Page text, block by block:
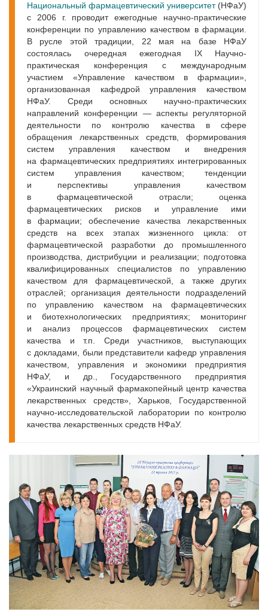
Национальный фармацевтический университет(НФаУ)
с 2006 г. проводит ежегодные научно-практические
конференции по управлению качеством в фармации.
В русле этой традиции, 22 мая на базе НФаУ
состоялась очередная ежегодная IХ Научно-
практическая конференция с международным
участием «Управление качеством в фармации»,
организованная кафедрой управления качеством
НФаУ. Среди основных научно-практических
направлений конференции — аспекты регуляторной
деятельности по контролю качества в сфере
обращения лекарственных средств, формирования
систем управления качеством и внедрения
на фармацевтических предприятиях интегрированных
систем управления качеством; тенденции
и перспективы управления качеством
в фармацевтической отрасли; оценка
фармацевтических рисков и управление ими
в фармации; обеспечение качества лекарственных
средств на всех этапах жизненного цикла: от
фармацевтической разработки до промышленного
производства, дистрибуции и реализации; подготовка
квалифицированных специалистов по управлению
качеством для фармацевтической, а также других
отраслей; организация деятельности подразделений
по управлению качеством на фармацевтических
и биотехнологических предприятиях; мониторинг
и анализ процессов фармацевтических систем
качества и т.п. Среди участников, выступающих
с докладами, были представители кафедр управления
качеством, управления и экономики предприятия
НФаУ, и др., Государственного предприятия
«Украинский научный фармакопейный центр качества
лекарственных средств», Харьков, Государственной
научно-исследовательской лаборатории по контролю
качества лекарственных средств НФаУ.